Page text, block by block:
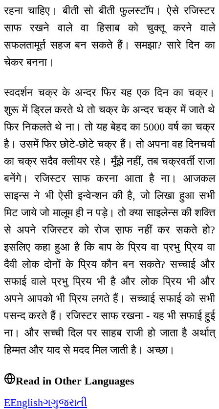
रहना चाहिए। बीती सो बीती फुलस्टॉप। ऐसे रजिस्टर
साफ रखने वाले वा हिसाब को चुक्तू करने वाले
सफलतामूर्त सहज बन सकते हैं। समझा? सारे दिन का
चेकर बनना।
स्वदर्शन चक्र के अन्दर फिर यह एक दिन का चक्र।
शुरू में ड्रिल करते थे तो चक्र के अन्दर चक्र में जाते थे
फिर निकलते थे ना। तो यह बेहद का 5000 वर्ष का चक्र
है। उसमें फिर छोटे-छोटे चक्र हैं। तो अपना वह दिनचर्या
का चक्र सदैव क्लीयर रहे। मूँझे नहीं, तब चक्रवर्ती राजा
बनेंगे। रजिस्टर साफ करना आता है ना। आजकल
साइन्स ने भी ऐसी इन्वेन्शन की है, जो लिखा हुआ सभी
मिट जाये जो मालूम ही न पड़े। तो क्या साइलेन्स की शक्ति
से अपने रजिस्टर को रोज स़ाफ नहीं कर सकते हो?
इसलिए कहा हुआ है कि बाप के प्रिय वा प्रभु प्रिय वा
दैवी लोक दोनों के प्रिय कौन बन सकते? सच्चाई और
सफाई वाले प्रभु प्रिय भी है और लोक प्रिय भी और
अपने आपको भी प्रिय लगते हैं। सच्चाई सफाई को सभी
पसन्द करते हैं। रजिस्टर साफ रखना - यह भी सफाई हुई
ना। और सच्ची दिल पर साहब राजी हो जाता है अर्थात्
हिम्मत और याद से मदद मिल जाती है। अच्छा।
Read in Other Languages
EEnglishગગુજરાતી